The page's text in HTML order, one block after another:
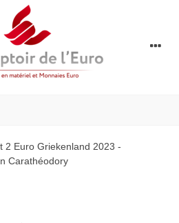
2 Euro Griekenland 2023 -
Carathéodory